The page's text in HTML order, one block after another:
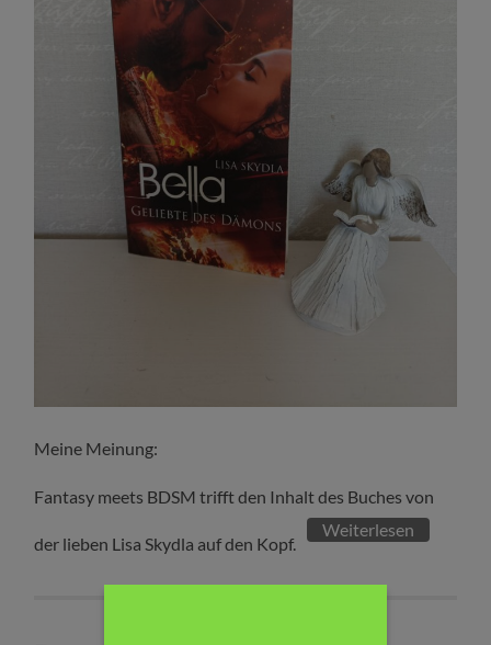
Meine Meinung:
Fantasy meets BDSM trifft den Inhalt des Buches von
der lieben Lisa Skydla auf den Kopf.
Weiterlesen